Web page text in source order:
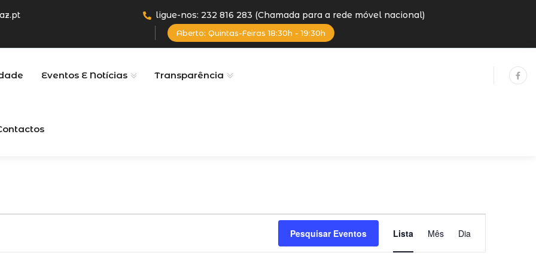
ligue-nos: 232 816 283 (Chamada para a rede móvel nacional)
Aberto: Quintas-Feiras 18:30h - 19:30h
Eventos E Notícias Transparência
Pesquisar Eventos
de
Lista Mês Dia